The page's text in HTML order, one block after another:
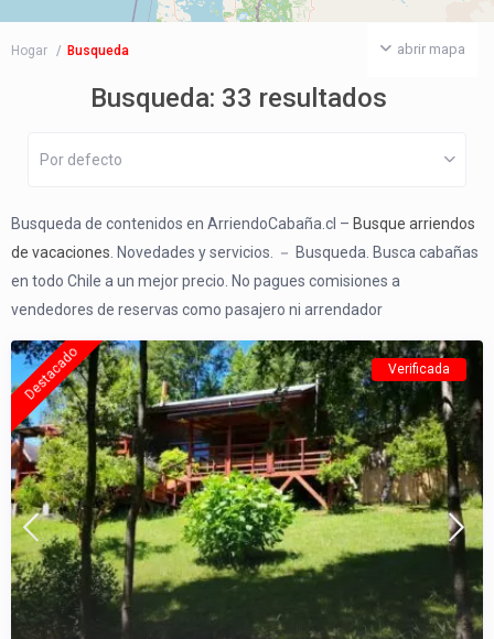
abrir mapa
Hogar Busqueda
Busqueda: 33 resultados
Por defecto
Busqueda de contenidos en ArriendoCabaña.cl – Busque arriendos
de vacaciones . Novedades y servicios. － Busqueda. Busca cabañas
en todo Chile a un mejor precio. No pagues comisiones a
vendedores de reservas como pasajero ni arrendador
Destacado Verificada